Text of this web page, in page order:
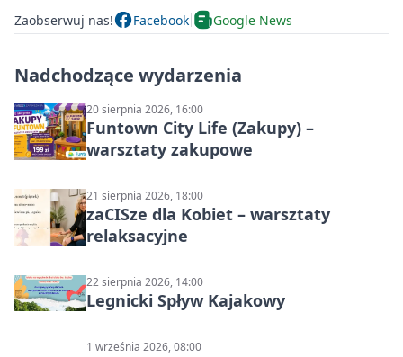
Zaobserwuj nas! Facebook Google News
Nadchodzące wydarzenia
20 sierpnia 2026, 16:00
Funtown City Life (Zakupy) –
warsztaty zakupowe
21 sierpnia 2026, 18:00
zaCISze dla Kobiet – warsztaty
relaksacyjne
22 sierpnia 2026, 14:00
Legnicki Spływ Kajakowy
1 września 2026, 08:00